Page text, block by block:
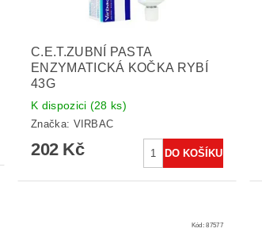
C.E.T.ZUBNÍ PASTA
ENZYMATICKÁ KOČKA RYBÍ
43G
K dispozici (28 ks)
Značka: VIRBAC
202 Kč
Kód:87577